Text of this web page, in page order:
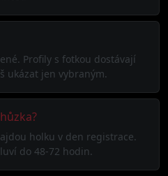
Profily s fotkou dostávají
ukázat jen vybraným.
holku v den registrace.
do 48-72 hodin.